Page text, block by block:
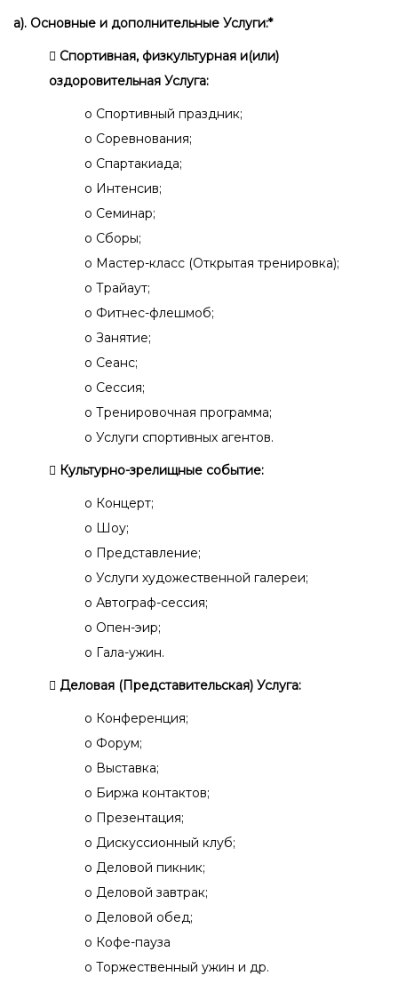
а). Основные и дополнительные Услуги:*
 Спортивная, физкультурная и(или)
оздоровительная Услуга:
o Спортивный праздник;
o Соревнования;
o Спартакиада;
o Интенсив;
o Семинар;
o Сборы;
o Мастер-класс (Открытая тренировка);
o Трайаут;
o Фитнес-флешмоб;
o Занятие;
o Сеанс;
o Сессия;
o Тренировочная программа;
o Услуги спортивных агентов.
 Культурно-зрелищные событие:
o Концерт;
o Шоу;
o Представление;
o Услуги художественной галереи;
o Автограф-сессия;
o Опен-эир;
o Гала-ужин.
 Деловая (Представительская) Услуга:
o Конференция;
o Форум;
o Выставка;
o Биржа контактов;
o Презентация;
o Дискуссионный клуб;
o Деловой пикник;
o Деловой завтрак;
o Деловой обед;
o Кофе-пауза
o Торжественный ужин и др.